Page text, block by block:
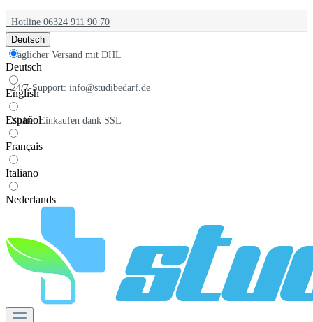
Hotline 06324 911 90 70
Täglicher Versand mit DHL
24/7-Support: info@studibedarf.de
Sicher Einkaufen dank SSL
Deutsch
Deutsch
English
Español
Français
Italiano
Nederlands